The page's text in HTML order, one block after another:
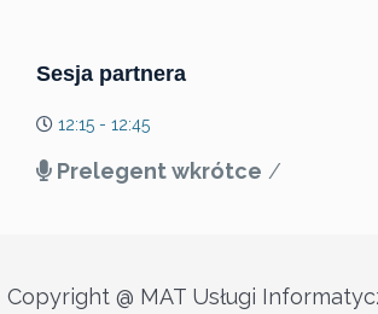
Sesja partnera
12:15 - 12:45
Prelegent wkrótce /
Copyright @ MAT Usługi